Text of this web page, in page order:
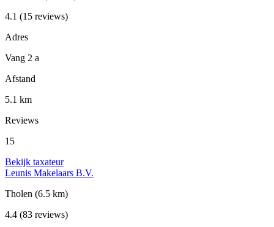
4.1 (15 reviews)
Adres
Vang 2 a
Afstand
5.1 km
Reviews
15
Bekijk taxateur
Leunis Makelaars B.V.
Tholen (6.5 km)
4.4 (83 reviews)